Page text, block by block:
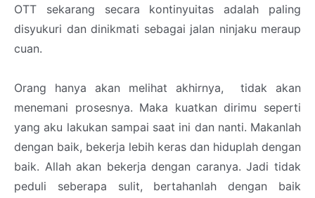
OTT sekarang secara kontinyuitas adalah paling
disyukuri dan dinikmati sebagai jalan ninjaku meraup
cuan.
Orang hanya akan melihat akhirnya, tidak akan
menemani prosesnya. Maka kuatkan dirimu seperti
yang aku lakukan sampai saat ini dan nanti. Makanlah
dengan baik, bekerja lebih keras dan hiduplah dengan
baik. Allah akan bekerja dengan caranya. Jadi tidak
peduli seberapa sulit, bertahanlah dengan baik